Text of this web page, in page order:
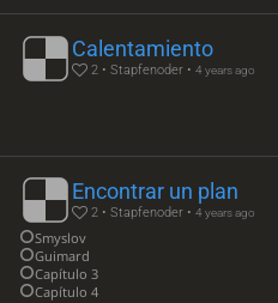
Calentamiento
2 • Stapfenoder •4 years ago
Encontrar un plan
2 • Stapfenoder •4 years ago
Smyslov
Guimard
Capítulo 3
Capítulo 4